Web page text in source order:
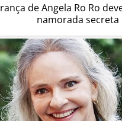
de Angela Ro Ro
namorada secreta